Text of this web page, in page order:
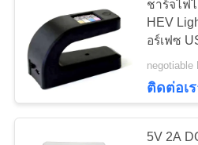
หน่วยเก้าอี้
ชาร์จไฟ
HEV
อร์เฟซ
ชาร์จ
negotiable
ติดต่อเ
5V 2A